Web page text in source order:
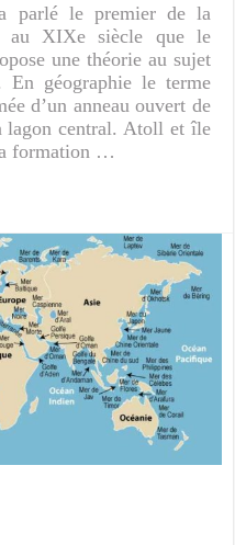
parlé le premier de la
au XIXe siècle que le
une théorie au sujet
En géographie le terme
d’un anneau ouvert de
lagon central. Atoll et île
formation …